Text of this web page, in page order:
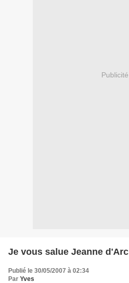
Publicité
Je vous salue Jeanne d'Arc
Publié le 30/05/2007 à 02:34
Par Yves